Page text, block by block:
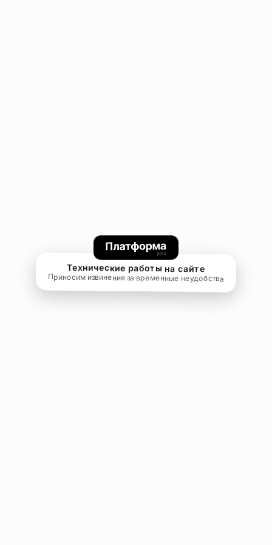
Технические работы на сайте
Приносим извинения за временные неудобства